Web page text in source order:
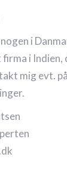
i
firma i
mig evt.